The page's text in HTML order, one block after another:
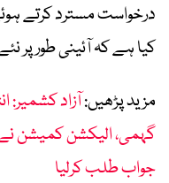
درخواست مسترد کرتے
کیا ہے کہ آئینی طور پر
مزید پڑھیں:آزاد کشمیر:
گہمی، الیکشن کمیشن
جواب طلب کرلیا